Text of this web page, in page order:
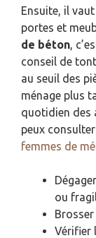
Ensuite, il
portes et
de béton,
conseil de
au seuil des
ménage plus
quotidien des
peux
femmes de
ou
Vérifier